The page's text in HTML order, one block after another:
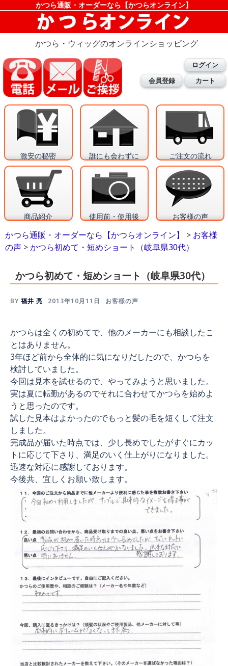
かつら通販・オーダーなら【かつらオンライン】
かつら・ウィッグのオンラインショッピング
ログイン
会員登録
カート
激安の秘密 誰にも会わずに ご注文の流れ
商品紹介 使用前・使用後 お客様の声
かつら通販・オーダーなら【かつらオンライン】 > お客様
の声 >かつら初めて・短めショート（岐阜県30代）
かつら初めて・短めショート（岐阜県30代）
BY 福井 亮 2013年10月11日 お客様の声
かつらは全くの初めてで、他のメーカーにも相談したこ
とはありません。
3年ほど前から全体的に気になりだしたので、かつらを
検討していました。
今回は見本を試せるので、やってみようと思いました。
実は夏に転勤があるのでそれに合わせてかつらを始めよ
うと思ったのです。
試した見本はよかったのでもっと髪の毛を短くして注文
しました。
完成品が届いた時点では、少し長めでしたがすぐにカッ
トに応じて下さり、満足のいく仕上がりになりました。
迅速な対応に感謝しております。
今後共、宜しくお願い致します。